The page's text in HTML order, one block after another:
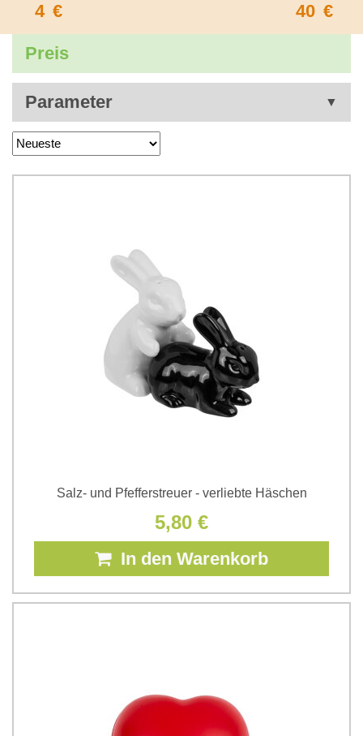
4 € 40 €
Preis
Parameter
Salz- und Pfefferstreuer - verliebte Häschen
5,80 €
In den Warenkorb